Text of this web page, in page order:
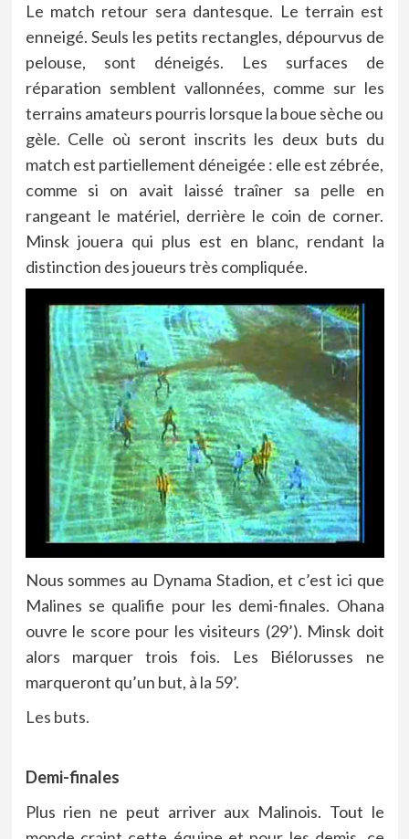
Le match retour sera dantesque. Le terrain est
enneigé. Seuls les petits rectangles, dépourvus de
pelouse, sont déneigés. Les surfaces de
réparation semblent vallonnées, comme sur les
terrains amateurs pourris lorsque la boue sèche ou
gèle. Celle où seront inscrits les deux buts du
match est partiellement déneigée : elle est zébrée,
comme si on avait laissé traîner sa pelle en
rangeant le matériel, derrière le coin de corner.
Minsk jouera qui plus est en blanc, rendant la
distinction des joueurs très compliquée.
Nous sommes au Dynama Stadion, et c’est ici que
Malines se qualifie pour les demi-finales. Ohana
ouvre le score pour les visiteurs (29’). Minsk doit
alors marquer trois fois. Les Biélorusses ne
marqueront qu’un but, à la 59’.
Les buts.
Demi-finales
Plus rien ne peut arriver aux Malinois. Tout le